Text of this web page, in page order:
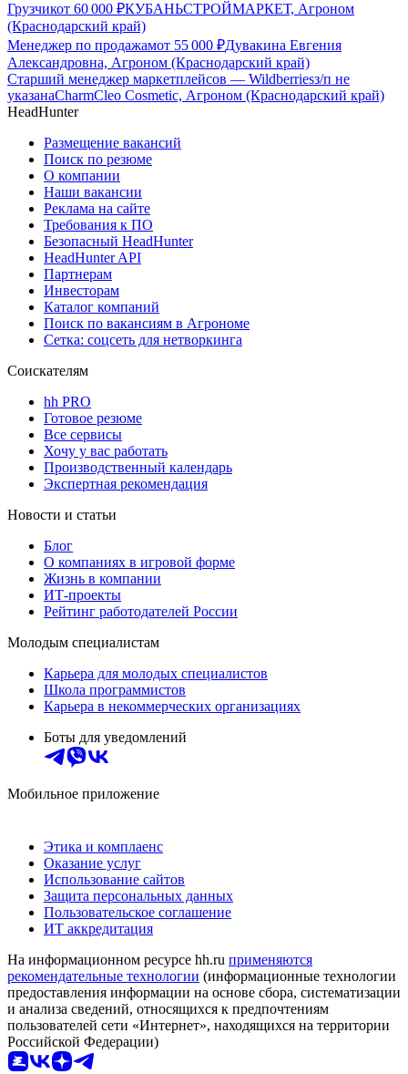
Грузчикот 60 000 ₽КУБАНЬСТРОЙМАРКЕТ, Агроном
(Краснодарский край)
Менеджер по продажамот 55 000 ₽Дувакина Евгения
Александровна, Агроном (Краснодарский край)
Старший менеджер маркетплейсов — Wildberriesз/п не
указанаCharmCleo Cosmetic, Агроном (Краснодарский край)
HeadHunter
Размещение вакансий
Поиск по резюме
О компании
Наши вакансии
Реклама на сайте
Требования к ПО
Безопасный HeadHunter
HeadHunter API
Партнерам
Инвесторам
Каталог компаний
Поиск по вакансиям в Агрономе
Сетка: соцсеть для нетворкинга
Соискателям
hh PRO
Готовое резюме
Все сервисы
Хочу у вас работать
Производственный календарь
Экспертная рекомендация
Новости и статьи
Блог
О компаниях в игровой форме
Жизнь в компании
ИТ-проекты
Рейтинг работодателей России
Молодым специалистам
Карьера для молодых специалистов
Школа программистов
Карьера в некоммерческих организациях
Боты для уведомлений
Мобильное приложение
Этика и комплаенс
Оказание услуг
Использование сайтов
Защита персональных данных
Пользовательское соглашение
ИТ аккредитация
На информационном ресурсе hh.ru применяются
рекомендательные технологии (информационные технологии
предоставления информации на основе сбора, систематизации
и анализа сведений, относящихся к предпочтениям
пользователей сети «Интернет», находящихся на территории
Российской Федерации)